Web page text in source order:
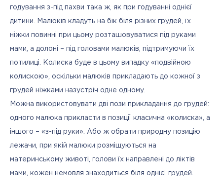
годування з-під пахви така ж, як при годуванні однієї
дитини. Малюків кладуть на бік біля різних грудей, їх
ніжки повинні при цьому розташовуватися під руками
мами, а долоні – під головами малюків, підтримуючи їх
потилиці. Колиска буде в цьому випадку «подвійною
колискою», оскільки малюків прикладають до кожної з
грудей ніжками назустріч одне одному.
Можна використовувати дві пози прикладання до грудей:
одного малюка прикласти в позиції класична «колиска», а
іншого – «з-під руки». Або ж обрати природну позицію
лежачи, при якій малюки розміщуються на
материнському животі, голови їх направлені до ліктів
мами, кожен немовля знаходиться біля однієї грудей.